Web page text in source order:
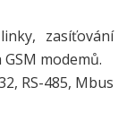
zasíťování
modemů.
RS-485, Mbus